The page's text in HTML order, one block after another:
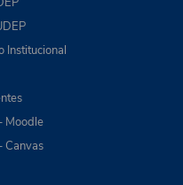
Institucional
Moodle
Canvas